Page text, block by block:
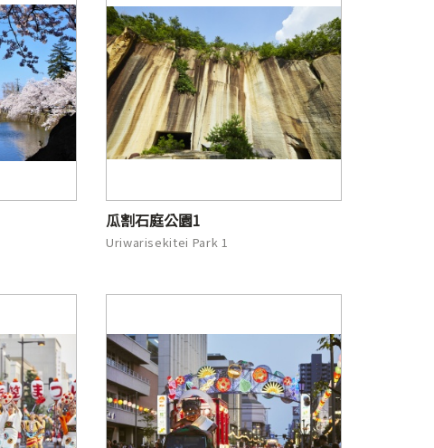
瓜割石庭公園1
Uriwarisekitei Park 1